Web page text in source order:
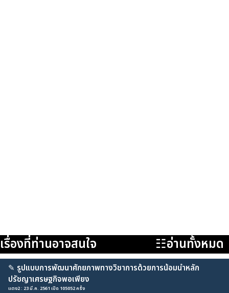
เรื่องที่ท่านอาจสนใจ ☷อ่านทั้งหมด
✎ รูปแบบการพัฒนาศักยภาพทางวิชาการด้วยการน้อมนำหลัก
ปรัชญาเศรษฐกิจพอเพียง
แตง2 : 23 มี.ค. 2561 เปิด 105052 ครั้ง